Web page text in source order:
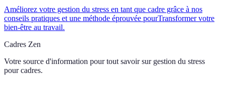
Améliorez votre gestion du stress en tant que cadre grâce à nos
conseils pratiques et une méthode éprouvée pourTransformer votre
bien-être au travail.
Cadres Zen
Votre source d'information pour tout savoir sur gestion du stress
pour cadres.